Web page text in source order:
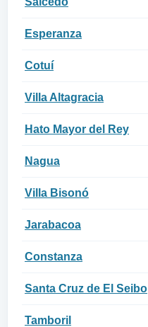
Esperanza
Cotuí
Villa Altagracia
Hato Mayor del Rey
Nagua
Villa Bisonó
Jarabacoa
Constanza
Santa Cruz de El Seibo
Tamboril